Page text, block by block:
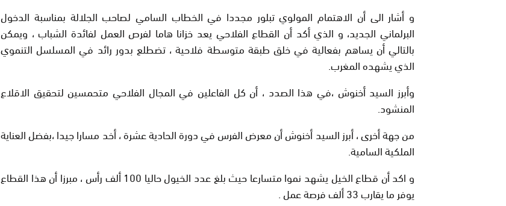
و أشار الى أن الاهتمام المولوي تبلور مجددا في الخطاب السامي لصاحب الجلالة بمناسبة الدخول
البرلماني الجديد، و الذي أكد أن القطاع الفلاحي يعد خزانا هاما لفرص العمل لفائدة الشباب ، ويمكن
بالتالي أن يساهم بفعالية في خلق طبقة متوسطة فلاحية ، تضطلع بدور رائد في المسلسل التنموي
الذي يشهده المغرب.
وأبرز السيد أخنوش ،في هذا الصدد ، أن كل الفاعلين في المجال الفلاحي متحمسين لتحقيق الاقلاع
المنشود.
من جهة أخرى ، أبرز السيد أخنوش أن معرض الفرس في دورة الحادية عشرة ، أخد مسارا جيدا ،بفضل العناية
الملكية السامية.
و اكد أن قطاع الخيل يشهد نموا متسارعا حيث بلغ عدد الخيول حاليا 100 ألف رأس ، مبرزا أن هذا القطاع
يوفر ما يقارب 33 ألف فرصة عمل .